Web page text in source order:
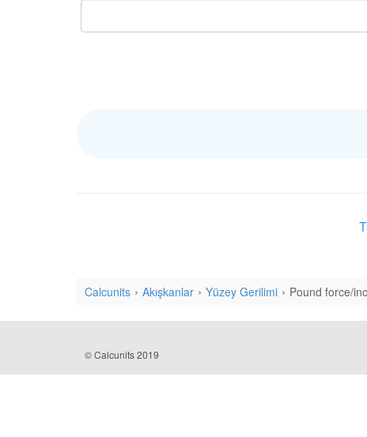
Calcunits Akışkanlar Yüzey Gerilimi Pound force/
© Calcunits 2019